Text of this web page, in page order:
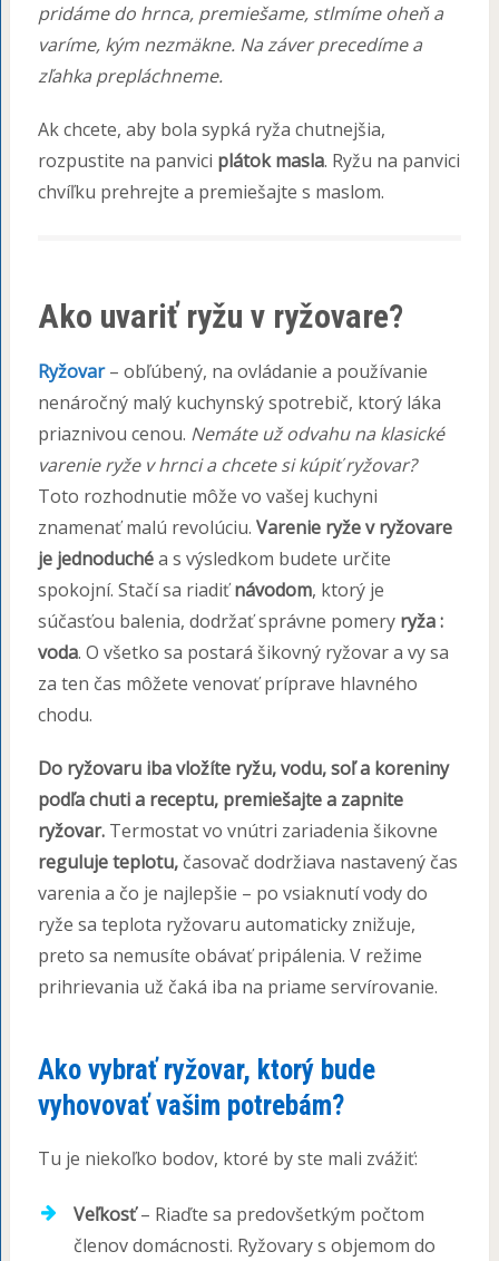
pridáme do hrnca, premiešame, stlmíme oheň a
varíme, kým nezmäkne. Na záver precedíme a
zľahka prepláchneme.
Ak chcete, aby bola sypká ryža chutnejšia,
rozpustite na panvici plátok masla. Ryžu na panvici
chvíľku prehrejte a premiešajte s maslom.
Ako uvariť ryžu v ryžovare?
Ryžovar– obľúbený, na ovládanie a používanie
nenáročný malý kuchynský spotrebič, ktorý láka
priaznivou cenou. Nemáte už odvahu na klasické
varenie ryže v hrnci a chcete si kúpiť ryžovar?
Toto rozhodnutie môže vo vašej kuchyni
znamenať malú revolúciu. Varenie ryže v ryžovare
je jednoduchéa s výsledkom budete určite
spokojní. Stačí sa riadiťnávodom, ktorý je
súčasťou balenia, dodržať správne pomery ryža :
voda. O všetko sa postará šikovný ryžovar a vy sa
za ten čas môžete venovať príprave hlavného
chodu.
Do ryžovaru iba vložíte ryžu, vodu, soľ a koreniny
podľa chuti a receptu, premiešajte a zapnite
ryžovar. Termostat vo vnútri zariadenia šikovne
reguluje teplotu,časovač dodržiava nastavený čas
varenia a čo je najlepšie – po vsiaknutí vody do
ryže sa teplota ryžovaru automaticky znižuje,
preto sa nemusíte obávať pripálenia. V režime
prihrievania už čaká iba na priame servírovanie.
Ako vybrať ryžovar, ktorý bude
vyhovovať vašim potrebám?
Tu je niekoľko bodov, ktoré by ste mali zvážiť:
Veľkosť– Riaďte sa predovšetkým počtom
členov domácnosti. Ryžovary s objemom do